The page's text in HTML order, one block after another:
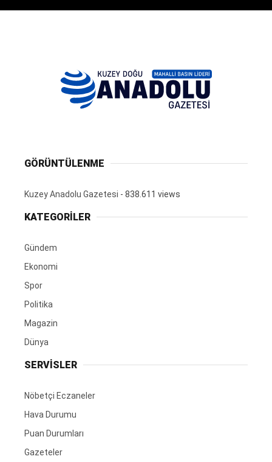
GÖRÜNTÜLENME
Kuzey Anadolu Gazetesi - 838.611 views
KATEGORİLER
Gündem
Ekonomi
Spor
Politika
Magazin
Dünya
SERVİSLER
Nöbetçi Eczaneler
Hava Durumu
Puan Durumları
Gazeteler